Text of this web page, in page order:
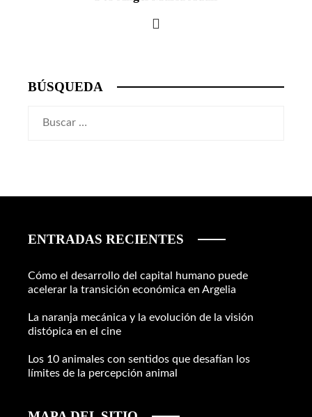
BÚSQUEDA
ENTRADAS RECIENTES
Cómo el desarrollo del capital humano puede
acelerar la transición económica en Argelia
La naranja mecánica y la evolución de la visión
distópica en el cine
Los 10 animales con sentidos que desafían los
límites de la percepción animal